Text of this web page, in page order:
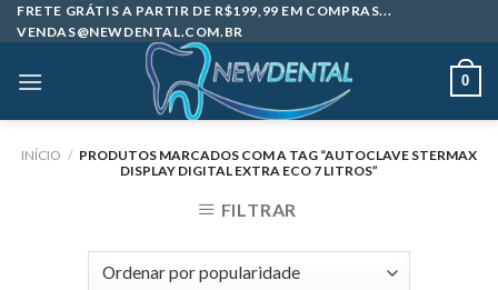
Skip
to
FRETE GRÁTIS A PARTIR DE R$199,99 EM COMPRAS...
VENDAS@NEWDENTAL.COM.BR
0
INÍCIO / PRODUTOS MARCADOS COM A TAG “AUTOCLAVE STERMAX
DISPLAY DIGITAL EXTRA ECO 7 LITROS”
FILTRAR